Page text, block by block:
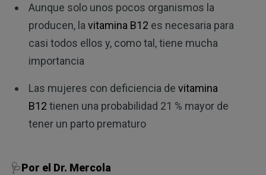
Aunque solo unos pocos organismos la
producen, la vitamina B12 es necesaria para
casi todos ellos y, como tal, tiene mucha
importancia
Las mujeres con deficiencia de vitamina
B12 tienen una probabilidad 21 % mayor de
tener un parto prematuro
🩺Por el Dr. Mercola